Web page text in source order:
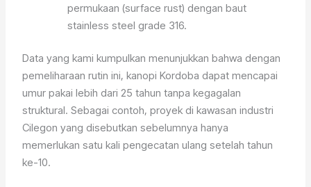
permukaan (surface rust) dengan baut
stainless steel grade 316.
Data yang kami kumpulkan menunjukkan bahwa dengan
pemeliharaan rutin ini, kanopi Kordoba dapat mencapai
umur pakai lebih dari 25 tahun tanpa kegagalan
struktural. Sebagai contoh, proyek di kawasan industri
Cilegon yang disebutkan sebelumnya hanya
memerlukan satu kali pengecatan ulang setelah tahun
ke-10.